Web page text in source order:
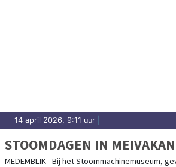
14 april 2026, 9:11 uur
STOOMDAGEN IN
MEDEMBLIK - Bij het Stoommachinemuseum,